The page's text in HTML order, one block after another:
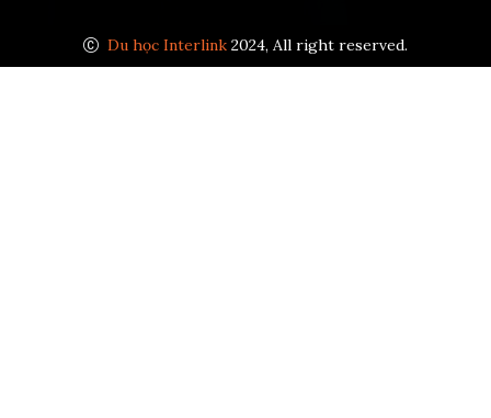
Du học Interlink 2024, All right reserved.